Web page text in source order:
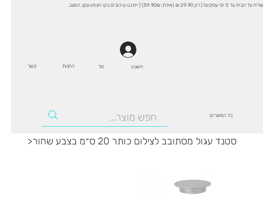
שליח עד הבית עד 5 ימי עסקים! | רק 29.90 ₪ (אילת: 59.90₪) | ייתכנו עיכובים בקו הצפון עקב המצב.
חשבון סל קשר החנות
כל המוצרים
> סטנד עגול מסתובב לצילום כותר 20 ס״מ בצבע שחור